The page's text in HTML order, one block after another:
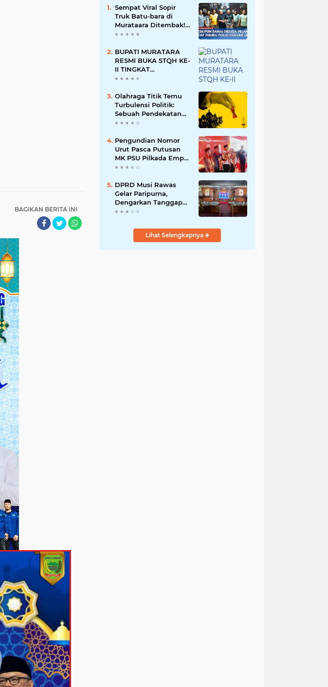
BAGIKAN BERITA INI
Sempat Viral Sopir
Truk Batu-bara di
Murataara Ditembak!
Namun Dikabarkan
BUPATI MURATARA
RESMI BUKA STQH KE-
II TINGKAT
KABUPATEN
Olahraga Titik Temu
Turbulensi Politik:
Sebuah Pendekatan
Batalnya Tuan Rumah
Pengundian Nomor
Urut Pasca Putusan
MK PSU Pilkada Empat
Lawang
DPRD Musi Rawas
Gelar Paripurna,
Dengarkan Tanggapan
Bupati Terhadap 9
Lihat Selengkapnya